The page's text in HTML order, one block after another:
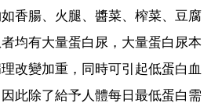
香腸、火腿、醬菜、榨菜、豆腐
均有大量蛋白尿，大量蛋白尿本
改變加重，同時可引起低蛋白血
此除了給予人體每日最低蛋白需